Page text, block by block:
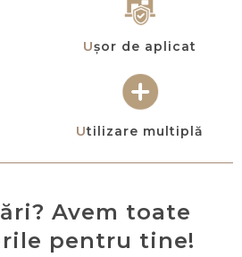
Ușor de aplicat
Utilizare multiplă
Avem toate
pentru tine!